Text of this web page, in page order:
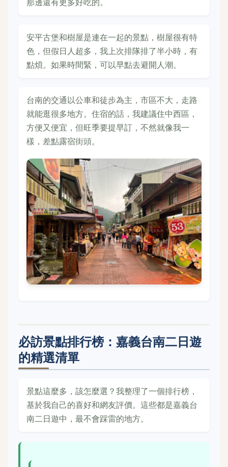
那邊還有更多好吃的。
安平古堡和樹屋是連在一起的景點，樹屋很有特
色，但假日人超多，我上次排隊排了半小時，有
點煩。如果時間緊，可以早點去避開人潮。
台南的交通以公車和徒步為主，市區不大，走路
就能逛很多地方。住宿的話，我建議住中西區，
方便又便宜，但旺季要提早訂，不然就像我一
樣，差點露宿街頭。
必訪景點排行榜：嘉義台南二日遊
的精選清單
景點這麼多，該怎麼選？我整理了一個排行榜，
基於我自己的喜好和網友評價。這些都是嘉義台
南二日遊中，最不會踩雷的地方。